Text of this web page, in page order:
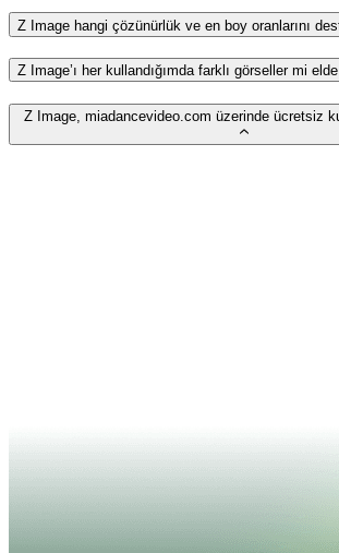
Z Image hangi çözünürlük ve en boy oranlarını
Z Image’ı her kullandığımda farklı görseller mi
Z Image, miadancevideo.com üzerinde ücretsiz